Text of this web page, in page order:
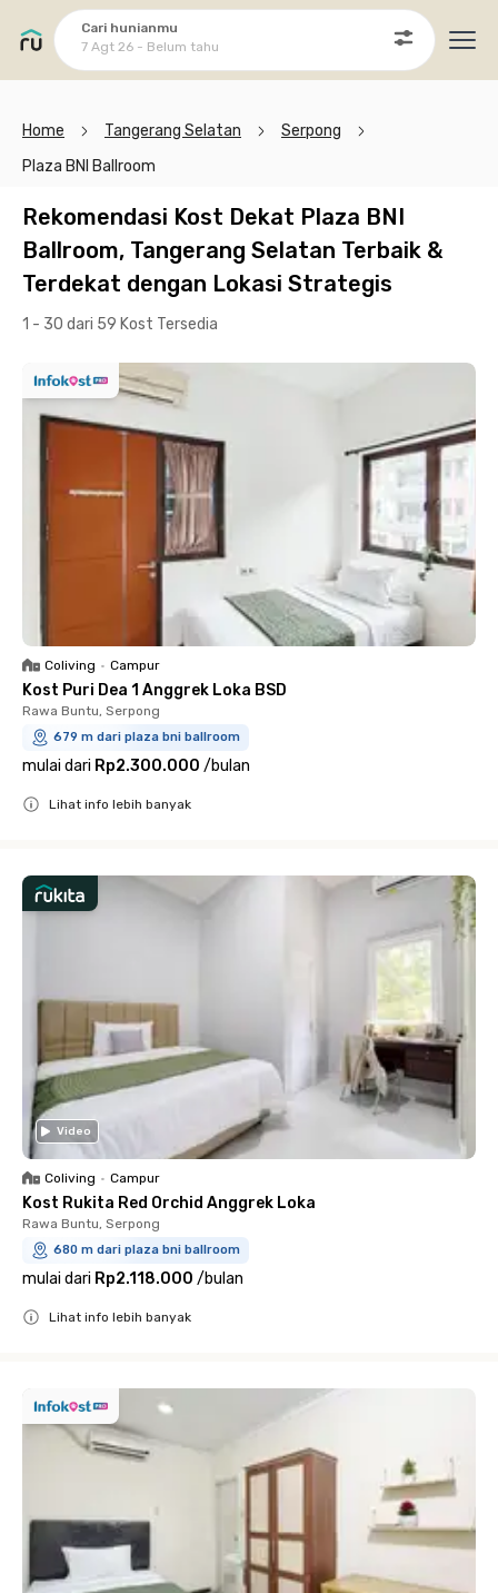
Cari hunianmu
7 Agt 26 - Belum tahu
Home Tangerang Selatan
Serpong
Plaza BNI Ballroom
Rekomendasi Kost Dekat Plaza BNI
Ballroom, Tangerang Selatan Terbaik &
Terdekat dengan Lokasi Strategis
1 - 30 dari 59 Kost Tersedia
Coliving • Campur
Kost Puri Dea 1 Anggrek Loka BSD
Rawa Buntu, Serpong
679 m dari plaza bni ballroom
mulai dari Rp2.300.000 /bulan
Lihat info lebih banyak
Video
Coliving • Campur
Kost Rukita Red Orchid Anggrek Loka
Rawa Buntu, Serpong
680 m dari plaza bni ballroom
mulai dari Rp2.118.000 /bulan
Lihat info lebih banyak